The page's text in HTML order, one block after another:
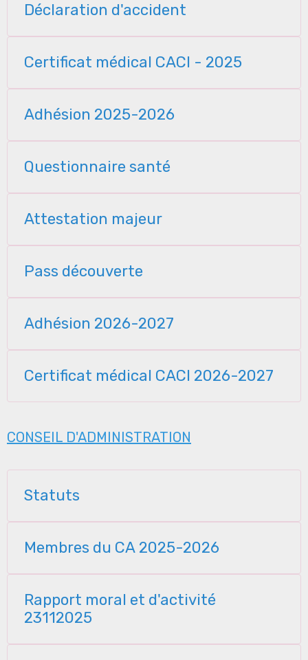
Déclaration d'accident
Certificat médical CACI - 2025
Adhésion 2025-2026
Questionnaire santé
Attestation majeur
Pass découverte
Adhésion 2026-2027
Certificat médical CACI 2026-2027
CONSEIL D'ADMINISTRATION
Statuts
Membres du CA 2025-2026
Rapport moral et d'activité
23112025